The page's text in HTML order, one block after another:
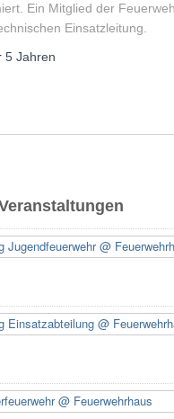
Ein Mitglied der
Einsatzleitung.
5 Jahren
Jugendfeuerwehr@
Einsatzabteilung @
@ Feuerwehrhaus